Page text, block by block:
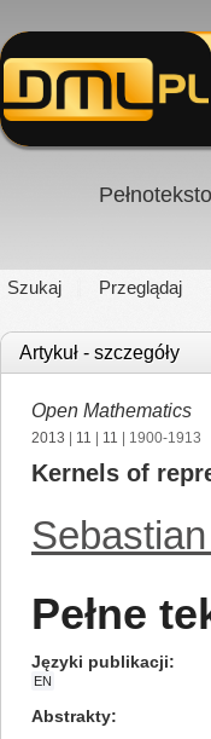
Szukaj Przeglądaj
Artykuł - szczegóły
Open Mathematics
2013 11 11 | 1900-1913
Kernels of
Pełne
Języki publikacji
EN
Abstrakty